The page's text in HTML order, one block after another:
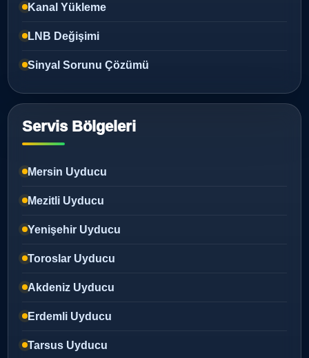
Kanal Yükleme
LNB Değişimi
Sinyal Sorunu Çözümü
Servis Bölgeleri
Mersin Uyducu
Mezitli Uyducu
Yenişehir Uyducu
Toroslar Uyducu
Akdeniz Uyducu
Erdemli Uyducu
Tarsus Uyducu